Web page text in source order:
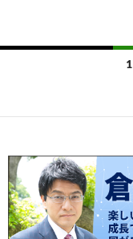
b es
ナ
ゲ
ー
シ
1